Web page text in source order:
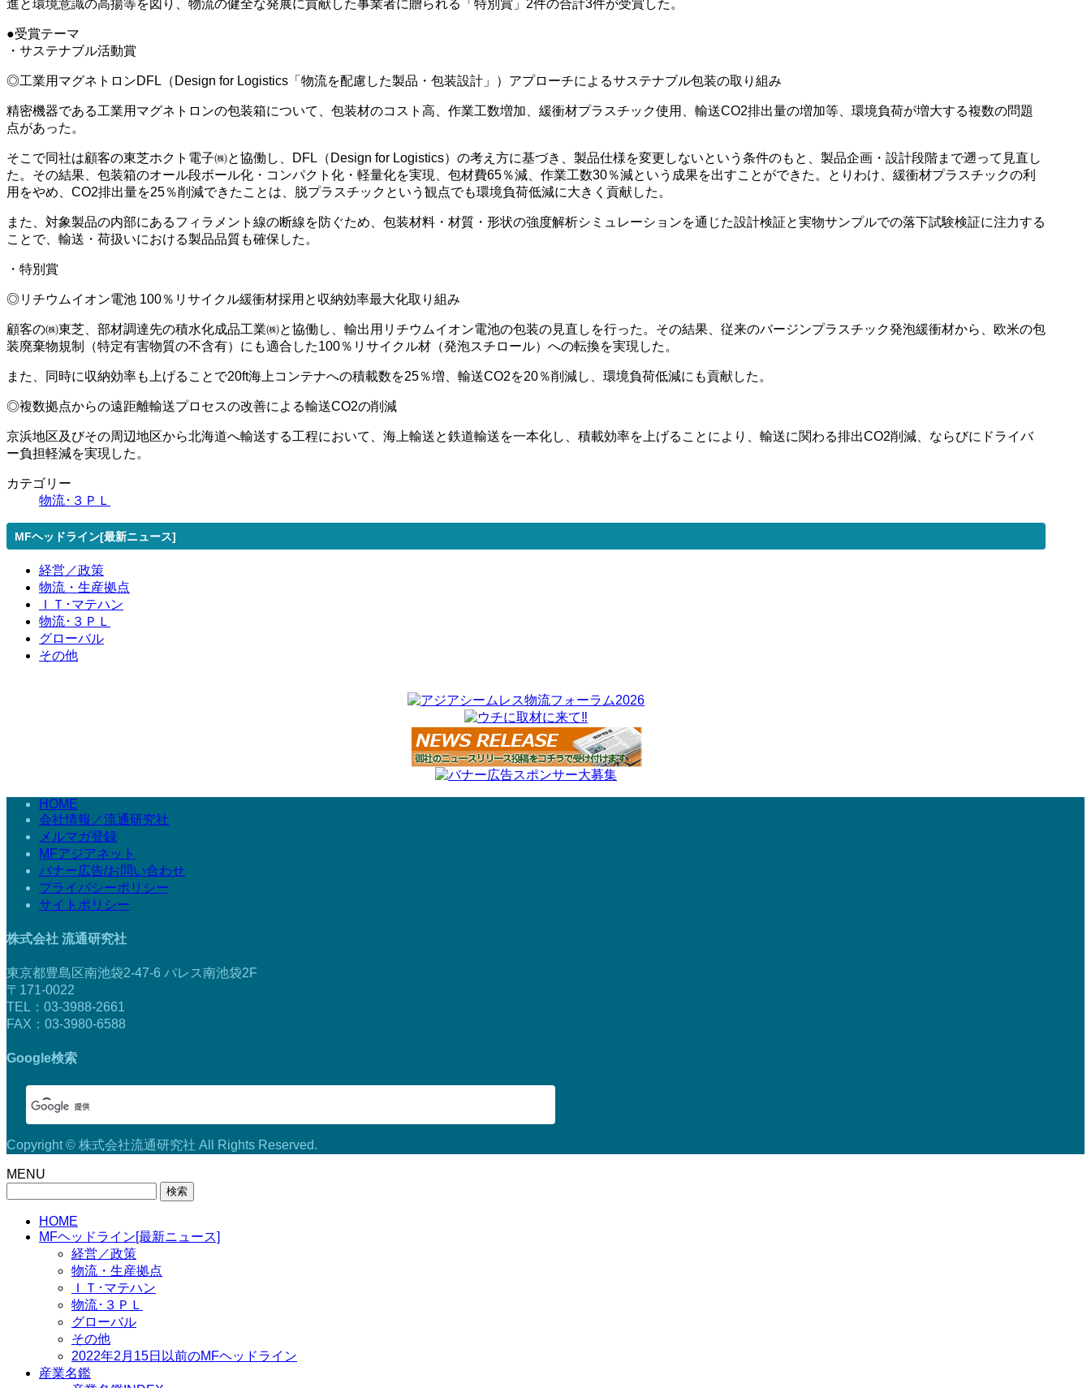
進と環境意識の高揚等を図り、物流の健全な発展に貢献した事業者に贈られる「特別賞」2件の合計3件が受賞した。
●受賞テーマ
・サステナブル活動賞
◎工業用マグネトロンDFL（Design for Logistics「物流を配慮した製品・包装設計」）アプローチによるサステナブル包装の取り組み
精密機器である工業用マグネトロンの包装箱について、包装材のコスト高、作業工数増加、緩衝材プラスチック使用、輸送CO2排出量の増加等、環境負荷が増大する複数の問題
点があった。
そこで同社は顧客の東芝ホクト電子㈱と協働し、DFL（Design for Logistics）の考え方に基づき、製品仕様を変更しないという条件のもと、製品企画・設計段階まで遡って見直し
た。その結果、包装箱のオール段ボール化・コンパクト化・軽量化を実現、包材費65％減、作業工数30％減という成果を出すことができた。とりわけ、緩衝材プラスチックの利
用をやめ、CO2排出量を25％削減できたことは、脱プラスチックという観点でも環境負荷低減に大きく貢献した。
また、対象製品の内部にあるフィラメント線の断線を防ぐため、包装材料・材質・形状の強度解析シミュレーションを通じた設計検証と実物サンプルでの落下試験検証に注力する
ことで、輸送・荷扱いにおける製品品質も確保した。
・特別賞
◎リチウムイオン電池 100％リサイクル緩衝材採用と収納効率最大化取り組み
顧客の㈱東芝、部材調達先の積水化成品工業㈱と協働し、輸出用リチウムイオン電池の包装の見直しを行った。その結果、従来のバージンプラスチック発泡緩衝材から、欧米の包
装廃棄物規制（特定有害物質の不含有）にも適合した100％リサイクル材（発泡スチロール）への転換を実現した。
また、同時に収納効率も上げることで20ft海上コンテナへの積載数を25％増、輸送CO2を20％削減し、環境負荷低減にも貢献した。
◎複数拠点からの遠距離輸送プロセスの改善による輸送CO2の削減
京浜地区及びその周辺地区から北海道へ輸送する工程において、海上輸送と鉄道輸送を一本化し、積載効率を上げることにより、輸送に関わる排出CO2削減、ならびにドライバ
ー負担軽減を実現した。
カテゴリー
物流･３ＰＬ
MFヘッドライン[最新ニュース]
経営／政策
物流・生産拠点
ＩＴ･マテハン
物流･３ＰＬ
グローバル
その他
HOME
会社情報／流通研究社
メルマガ登録
MFアジアネット
バナー広告/お問い合わせ
プライバシーポリシー
サイトポリシー
株式会社 流通研究社
東京都豊島区南池袋2-47-6 パレス南池袋2F
〒171-0022
TEL：03-3988-2661
FAX：03-3980-6588
Google検索
Copyright © 株式会社流通研究社 All Rights Reserved.
MENU
HOME
MFヘッドライン[最新ニュース]
経営／政策
物流・生産拠点
ＩＴ･マテハン
物流･３ＰＬ
グローバル
その他
2022年2月15日以前のMFヘッドライン
産業名鑑